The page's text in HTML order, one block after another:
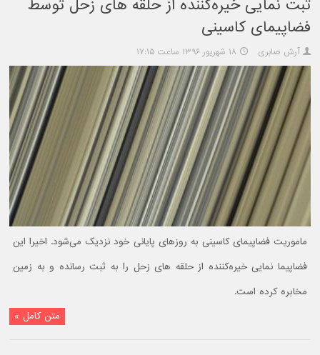
ثبت نمایی خیره‌کننده از حلقه های زحل توسط
فضاپیمای کاسینی
آرش صابری ۱۸ شهریور ۱۳۹۶ ساعت ۱۷:۱۵
ماموریت فضاپیمای کاسینی به روزهای پایانی خود نزدیک می‌شود. اخیرا این
فضاپیما نمایی خیره‌کننده از حلقه های زحل را به ثبت رسانده و به زمین
مخابره کرده است.
متن کامل »